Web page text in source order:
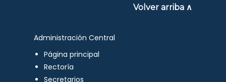
Volver arriba ∧
Administración Central
Página principal
Rectoría
Secretarios